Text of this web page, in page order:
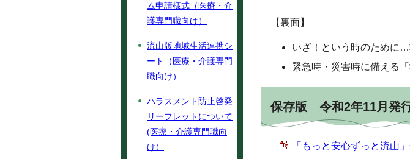
【裏面】
いざ！という時のために
緊急時・災害時に備える「
保存版 令和2年11月発
「もっと安心ずっと流山
ム申請様式（医療・介
護専門職向け）
流山版地域生活連携シ
ート（医療・介護専門
職向け）
ハラスメント防止啓発
リーフレットについて
(医療・介護専門職向
け）